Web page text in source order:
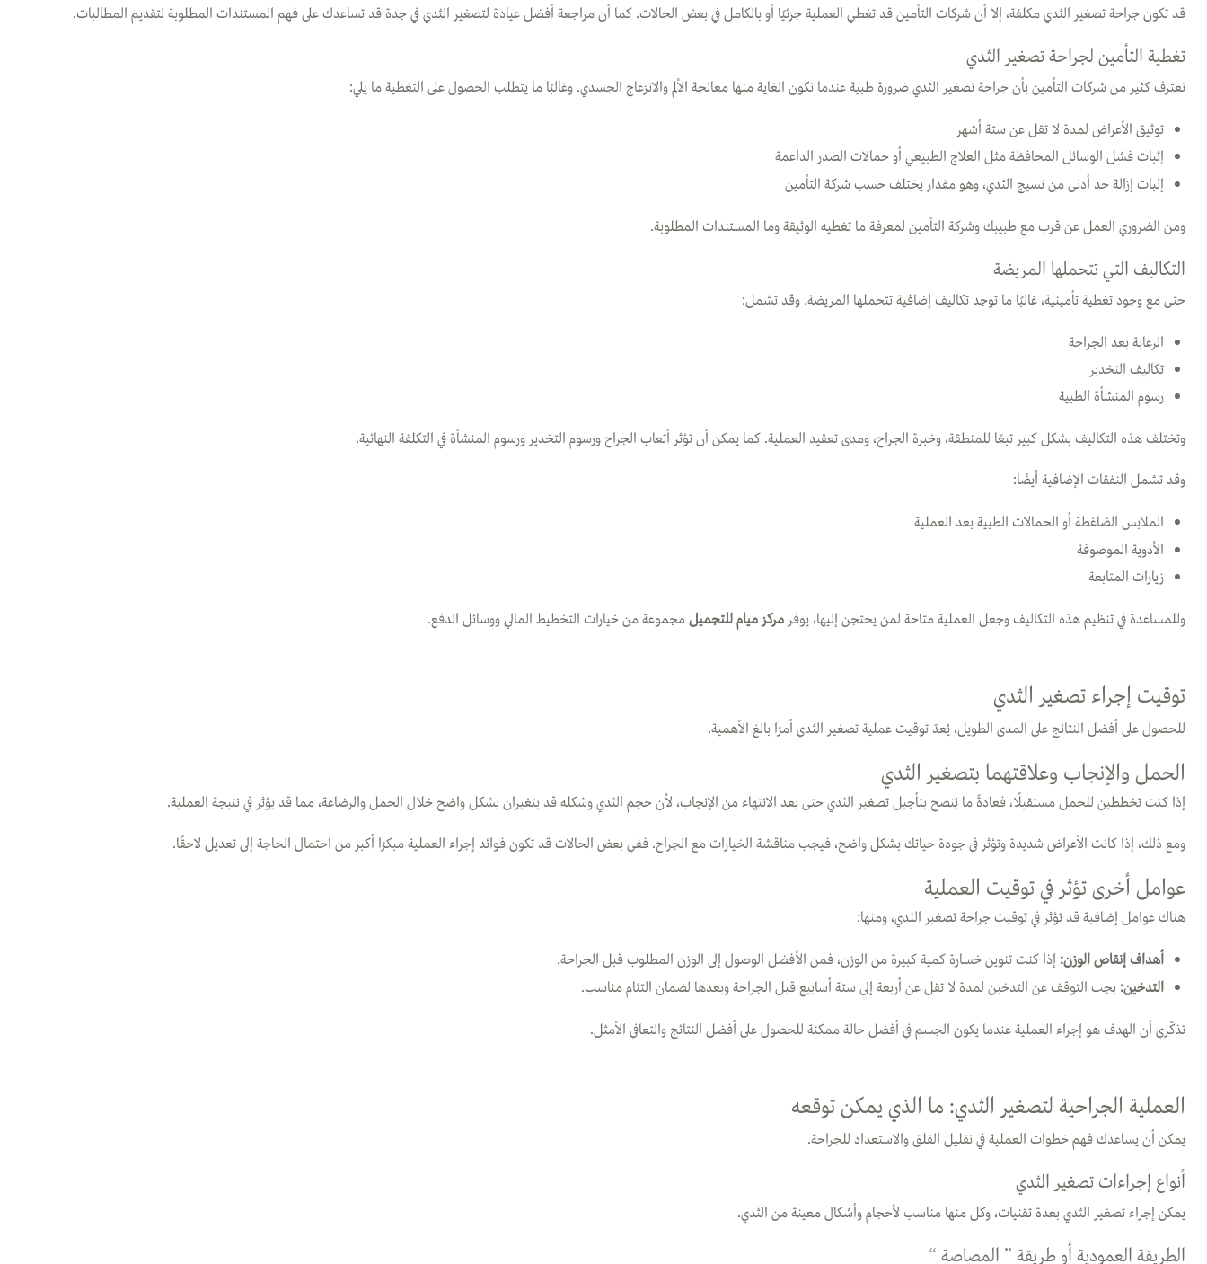
قد تكون جراحة تصغير الثدي مكلفة، إلا أن شركات التأمين قد تغطي العملية جزئيًا أو بالكامل في بعض الحالات. كما أن مراجعة أفضل عيادة لتصغير الثدي في جدة قد تساعدك على فهم المستندات المطلوبة لتقديم المطالبات.
تغطية التأمين لجراحة تصغير الثدي
تعترف كثير من شركات التأمين بأن جراحة تصغير الثدي ضرورة طبية عندما تكون الغاية منها معالجة الألم والانزعاج الجسدي. وغالبًا ما يتطلب الحصول على التغطية ما يلي:
توثيق الأعراض لمدة لا تقل عن ستة أشهر
إثبات فشل الوسائل المحافظة مثل العلاج الطبيعي أو حمالات الصدر الداعمة
إثبات إزالة حد أدنى من نسيج الثدي، وهو مقدار يختلف حسب شركة التأمين
ومن الضروري العمل عن قرب مع طبيبك وشركة التأمين لمعرفة ما تغطيه الوثيقة وما المستندات المطلوبة.
التكاليف التي تتحملها المريضة
حتى مع وجود تغطية تأمينية، غالبًا ما توجد تكاليف إضافية تتحملها المريضة. وقد تشمل:
الرعاية بعد الجراحة
تكاليف التخدير
رسوم المنشأة الطبية
وتختلف هذه التكاليف بشكل كبير تبعًا للمنطقة، وخبرة الجراح، ومدى تعقيد العملية. كما يمكن أن تؤثر أتعاب الجراح ورسوم التخدير ورسوم المنشأة في التكلفة النهائية.
وقد تشمل النفقات الإضافية أيضًا:
الملابس الضاغطة أو الحمالات الطبية بعد العملية
الأدوية الموصوفة
زيارات المتابعة
وللمساعدة في تنظيم هذه التكاليف وجعل العملية متاحة لمن يحتجن إليها، يوفرمركز ميام للتجميلمجموعة من خيارات التخطيط المالي ووسائل الدفع.
توقيت إجراء تصغير الثدي
للحصول على أفضل النتائج على المدى الطويل، يُعدّ توقيت عملية تصغير الثدي أمرًا بالغ الأهمية.
الحمل والإنجاب وعلاقتهما بتصغير الثدي
إذا كنت تخططين للحمل مستقبلًا، فعادةً ما يُنصح بتأجيل تصغير الثدي حتى بعد الانتهاء من الإنجاب، لأن حجم الثدي وشكله قد يتغيران بشكل واضح خلال الحمل والرضاعة، مما قد يؤثر في نتيجة العملية.
ومع ذلك، إذا كانت الأعراض شديدة وتؤثر في جودة حياتك بشكل واضح، فيجب مناقشة الخيارات مع الجراح. ففي بعض الحالات قد تكون فوائد إجراء العملية مبكرًا أكبر من احتمال الحاجة إلى تعديل لاحقًا.
عوامل أخرى تؤثر في توقيت العملية
هناك عوامل إضافية قد تؤثر في توقيت جراحة تصغير الثدي، ومنها:
أهداف إنقاص الوزن: إذا كنت تنوين خسارة كمية كبيرة من الوزن، فمن الأفضل الوصول إلى الوزن المطلوب قبل الجراحة.
التدخين: يجب التوقف عن التدخين لمدة لا تقل عن أربعة إلى ستة أسابيع قبل الجراحة وبعدها لضمان التئام مناسب.
تذكّري أن الهدف هو إجراء العملية عندما يكون الجسم في أفضل حالة ممكنة للحصول على أفضل النتائج والتعافي الأمثل.
العملية الجراحية لتصغير الثدي: ما الذي يمكن توقعه
يمكن أن يساعدك فهم خطوات العملية في تقليل القلق والاستعداد للجراحة.
أنواع إجراءات تصغير الثدي
يمكن إجراء تصغير الثدي بعدة تقنيات، وكل منها مناسب لأحجام وأشكال معينة من الثدي.
الطريقة العمودية أو طريقة ” المصاصة “